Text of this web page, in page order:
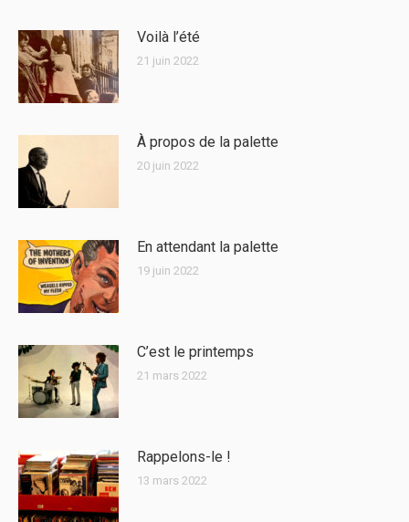
Voilà l’été
21 juin 2022
À propos de la palette
20 juin 2022
En attendant la palette
19 juin 2022
C’est le printemps
21 mars 2022
Rappelons-le !
13 mars 2022